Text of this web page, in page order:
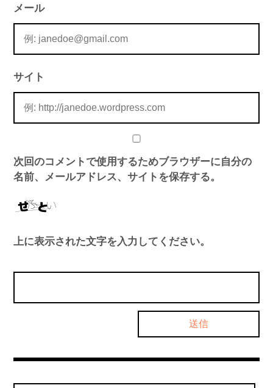
メール
サイト
次回のコメントで使用するためブラウザーに自分の
名前、メールアドレス、サイトを保存する。
上に表示された文字を入力してください。